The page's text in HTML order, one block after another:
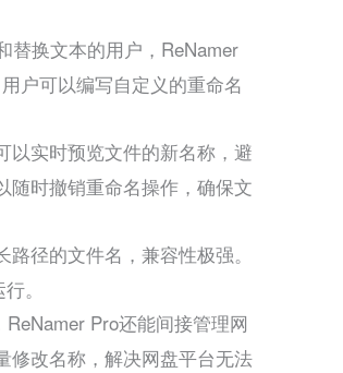
替换文本的用户，ReNamer
户可以编写自定义的重命名
以实时预览文件的新名称，避
随时撤销重命名操作，确保文
径的文件名，兼容性极强。
。
Pro还能间接管理网
修改名称，解决网盘平台无法